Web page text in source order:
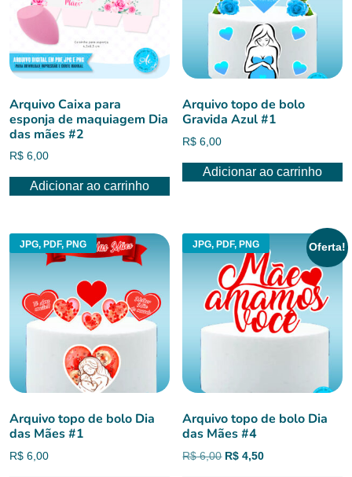
Arquivo Caixa para
esponja de maquiagem Dia
das mães #2
R$ 6,00
Adicionar ao carrinho
Arquivo topo de bolo
Gravida Azul #1
R$ 6,00
Adicionar ao carrinho
JPG, PDF, PNG
Arquivo topo de bolo Dia
das Mães #1
R$ 6,00
JPG, PDF, PNG Oferta!
Arquivo topo de bolo Dia
das Mães #4
R$6,00 O
R$ 4,50O